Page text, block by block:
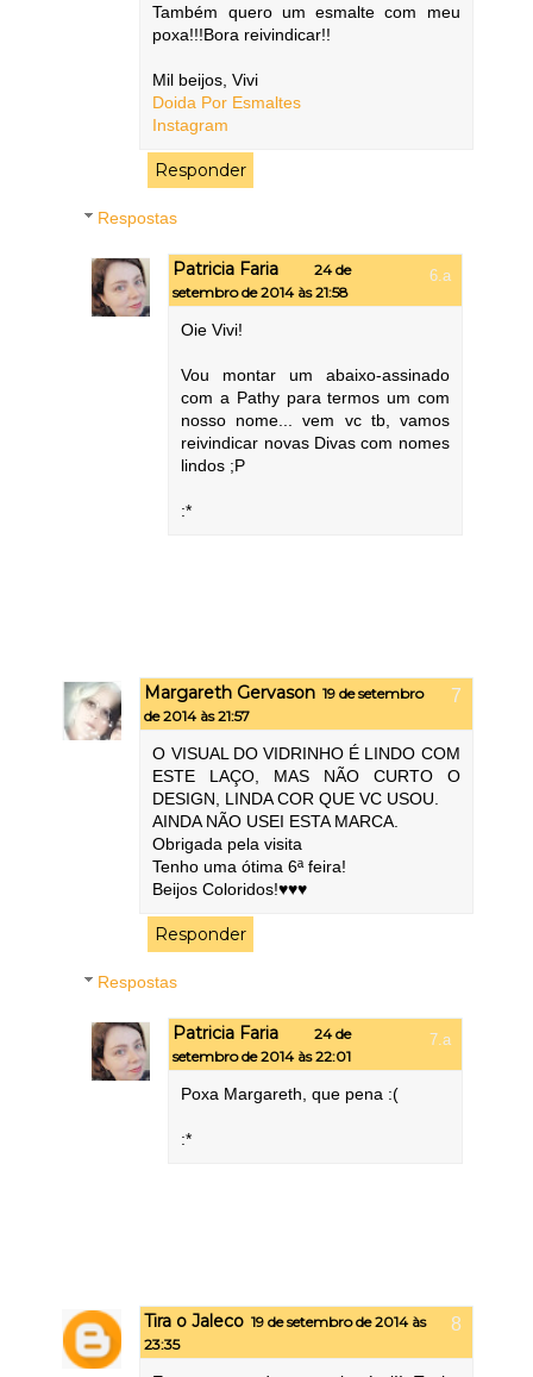
Também quero um esmalte com meu
poxa!!!Bora reivindicar!!
Mil beijos, Vivi
Doida Por Esmaltes
Instagram
Responder
Respostas
Patricia Faria
24 de
setembro de 2014 às 21:58
Oie Vivi!
Vou montar um abaixo-assinado
com a Pathy para termos um com
nosso nome... vem vc tb, vamos
reivindicar novas Divas com nomes
lindos ;P
:*
Margareth Gervason 19 de setembro
de 2014 às 21:57
O VISUAL DO VIDRINHO É LINDO COM
ESTE LAÇO, MAS NÃO CURTO O
DESIGN, LINDA COR QUE VC USOU.
AINDA NÃO USEI ESTA MARCA.
Obrigada pela visita
Tenho uma ótima 6ª feira!
Beijos Coloridos!♥♥♥
Responder
Respostas
Patricia Faria
24 de
setembro de 2014 às 22:01
Poxa Margareth, que pena :(
:*
Tira o Jaleco 19 de setembro de 2014 às
23:35